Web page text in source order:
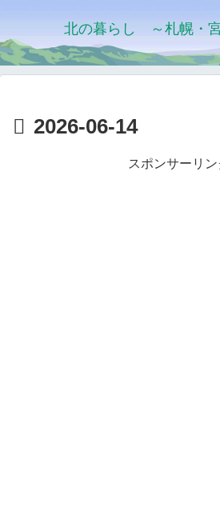
北の暮らし ～札幌・
2026-06-14
スポンサーリン